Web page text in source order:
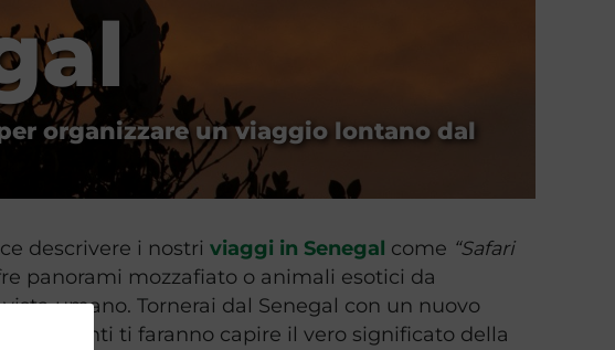
organizzare un viaggio lontano dal
descrivere i nostri viaggi in Senegal come “Safari
panorami mozzafiato o animali esotici da
umano. Tornerai dal Senegal con un nuovo
istanti ti faranno capire il vero significato della